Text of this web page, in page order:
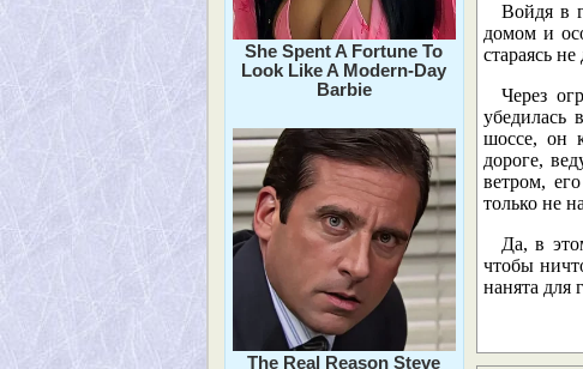
She Spent A Fortune To
Look Like A Modern-Day
Barbie
The Real Reason Steve
Войдя в
домом и
стараясь
Через
убедилась
шоссе, он
дороге,
ветром,
только не
Да, в
чтобы
нанята для